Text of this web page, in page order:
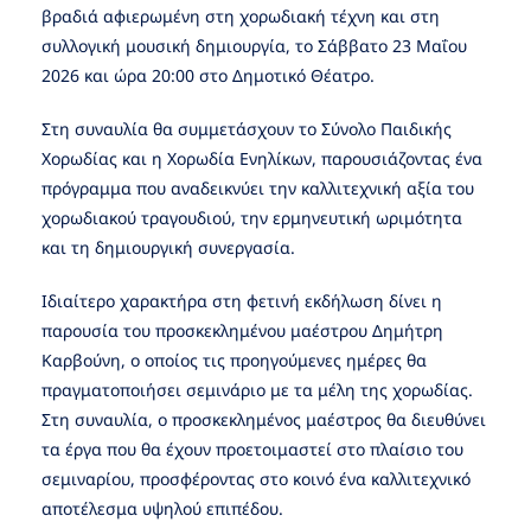
βραδιά αφιερωμένη στη χορωδιακή τέχνη και στη
συλλογική μουσική δημιουργία, το Σάββατο 23 Μαΐου
2026 και ώρα 20:00 στο Δημοτικό Θέατρο.
Στη συναυλία θα συμμετάσχουν το Σύνολο Παιδικής
Χορωδίας και η Χορωδία Ενηλίκων, παρουσιάζοντας ένα
πρόγραμμα που αναδεικνύει την καλλιτεχνική αξία του
χορωδιακού τραγουδιού, την ερμηνευτική ωριμότητα
και τη δημιουργική συνεργασία.
Ιδιαίτερο χαρακτήρα στη φετινή εκδήλωση δίνει η
παρουσία του προσκεκλημένου μαέστρου Δημήτρη
Καρβούνη, ο οποίος τις προηγούμενες ημέρες θα
πραγματοποιήσει σεμινάριο με τα μέλη της χορωδίας.
Στη συναυλία, ο προσκεκλημένος μαέστρος θα διευθύνει
τα έργα που θα έχουν προετοιμαστεί στο πλαίσιο του
σεμιναρίου, προσφέροντας στο κοινό ένα καλλιτεχνικό
αποτέλεσμα υψηλού επιπέδου.